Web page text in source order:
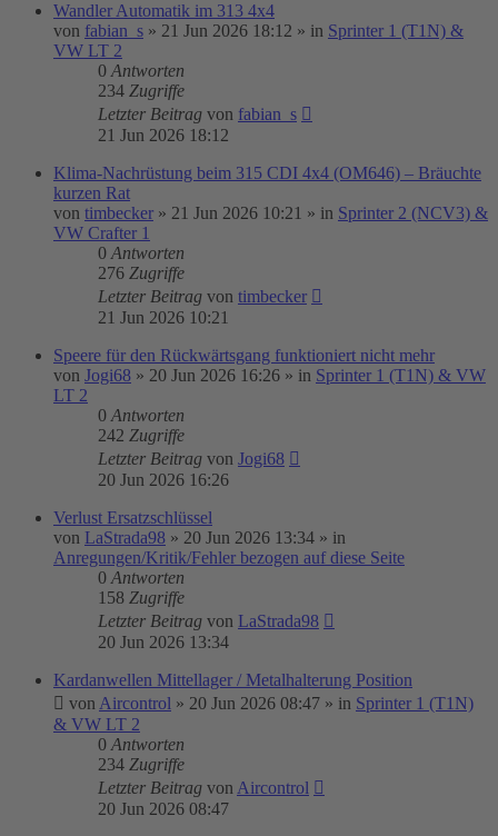
Wandler Automatik im 313 4x4
von fabian_s » 21 Jun 2026 18:12 » in Sprinter 1 (T1N) &
VW LT 2
0 Antworten
234 Zugriffe
Letzter Beitrag von fabian_s
21 Jun 2026 18:12
Klima-Nachrüstung beim 315 CDI 4x4 (OM646) – Bräuchte
kurzen Rat
von timbecker » 21 Jun 2026 10:21 » in Sprinter 2 (NCV3) &
VW Crafter 1
0 Antworten
276 Zugriffe
Letzter Beitrag von timbecker
21 Jun 2026 10:21
Speere für den Rückwärtsgang funktioniert nicht mehr
von Jogi68 » 20 Jun 2026 16:26 » in Sprinter 1 (T1N) & VW
LT 2
0 Antworten
242 Zugriffe
Letzter Beitrag von Jogi68
20 Jun 2026 16:26
Verlust Ersatzschlüssel
von LaStrada98 » 20 Jun 2026 13:34 » in
Anregungen/Kritik/Fehler bezogen auf diese Seite
0 Antworten
158 Zugriffe
Letzter Beitrag von LaStrada98
20 Jun 2026 13:34
Kardanwellen Mittellager / Metalhalterung Position
von Aircontrol » 20 Jun 2026 08:47 » in Sprinter 1 (T1N)
& VW LT 2
0 Antworten
234 Zugriffe
Letzter Beitrag von Aircontrol
20 Jun 2026 08:47